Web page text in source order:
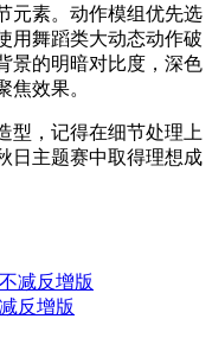
元素。动作模组优先选
用舞蹈类大动态动作破
景的明暗对比度，深色
焦效果。
型，记得在细节处理上
日主题赛中取得理想成
反增版